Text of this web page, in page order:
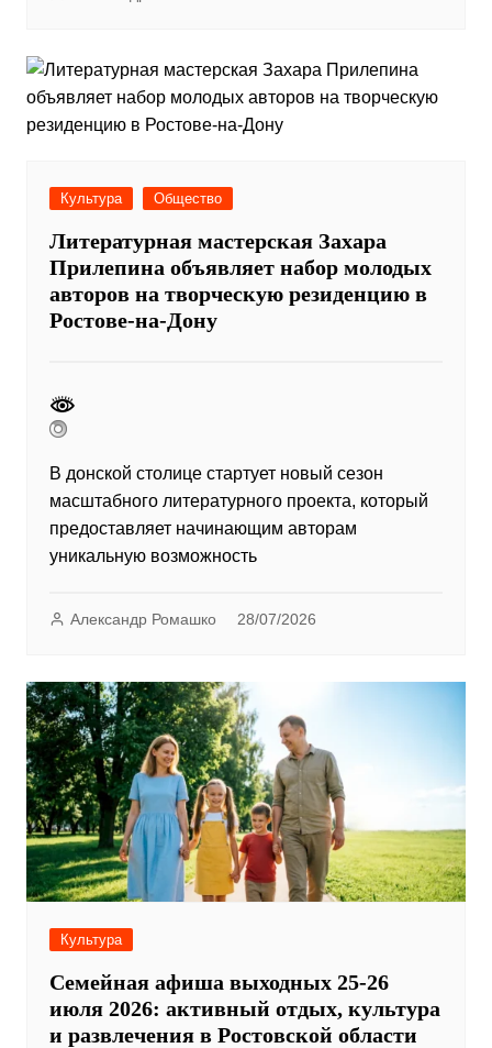
Культура Общество
Литературная мастерская Захара
Прилепина объявляет набор молодых
авторов на творческую резиденцию в
Ростове-на-Дону
В донской столице стартует новый сезон
масштабного литературного проекта, который
предоставляет начинающим авторам
уникальную возможность
Александр Ромашко 28/07/2026
Культура
Семейная афиша выходных 25-26
июля 2026: активный отдых, культура
и развлечения в Ростовской области